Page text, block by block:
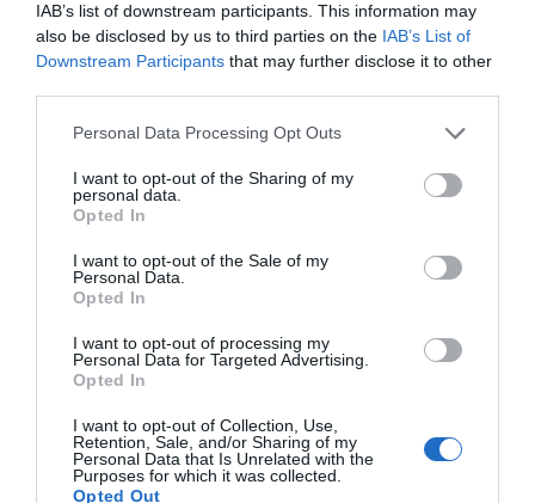
IAB’s list of downstream participants. This information may
also be disclosed by us to third parties on the IAB’s List of
Downstream Participants that may further disclose it to other
Personal Data Processing Opt Outs
I want to opt-out of the Sharing of my
personal data.
Opted In
I want to opt-out of the Sale of my
Personal Data.
Opted In
I want to opt-out of processing my
Personal Data for Targeted Advertising.
Opted In
I want to opt-out of Collection, Use,
Retention, Sale, and/or Sharing of my
Personal Data that Is Unrelated with the
Purposes for which it was collected.
Opted Out